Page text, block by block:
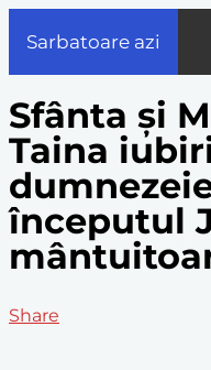
Sarbatoare azi
Sfânta și
Taina
începutul
Share